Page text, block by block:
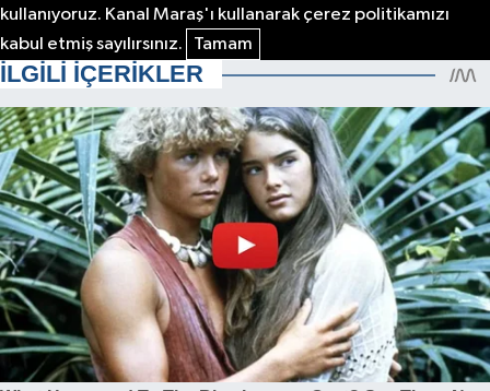
kullanıyoruz. Kanal Maraş'ı kullanarak çerez politikamızı
kabul etmiş sayılırsınız.
Tamam